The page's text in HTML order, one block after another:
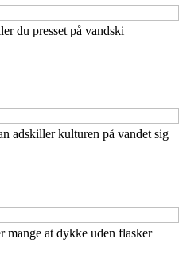
du presset på vandski
adskiller kulturen på vandet sig
at dykke uden flasker